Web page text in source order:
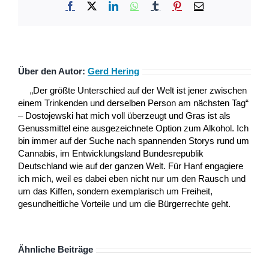
Facebook LinkedInWhatsApp
Tumblr Pinterest
E-
Über den Autor: Gerd Hering
„Der größte Unterschied auf der Welt ist jener zwischen
einem Trinkenden und derselben Person am nächsten Tag“
– Dostojewski hat mich voll überzeugt und Gras ist als
Genussmittel eine ausgezeichnete Option zum Alkohol. Ich
bin immer auf der Suche nach spannenden Storys rund um
Cannabis, im Entwicklungsland Bundesrepublik
Deutschland wie auf der ganzen Welt. Für Hanf engagiere
ich mich, weil es dabei eben nicht nur um den Rausch und
um das Kiffen, sondern exemplarisch um Freiheit,
gesundheitliche Vorteile und um die Bürgerrechte geht.
Ähnliche Beiträge